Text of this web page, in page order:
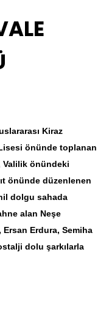
Kiraz
önünde toplanan
Valilik önündeki
önünde düzenlenen
dolgu sahada
alan Neşe
Ersan Erdura, Semiha
dolu şarkılarla